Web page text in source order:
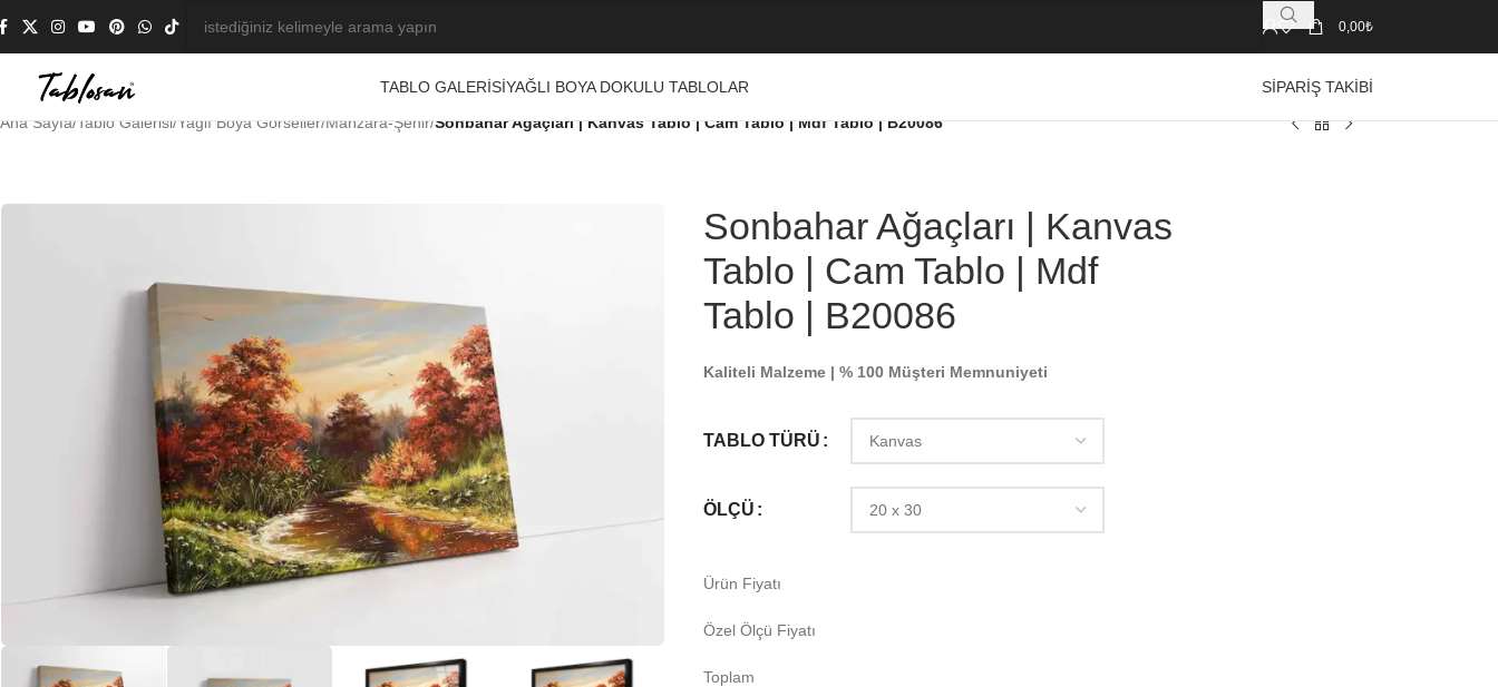
0,00₺
TABLO GALERISIYAĞLI BOYA DOKULU TABLOLAR SIPARIŞ TAKIBI
Ana Sayfa/ Tablo Galerisi/ Yağlı Boya Görseller/Manzara-Şehir/Sonbahar Ağaçları | Kanvas Tablo | Cam Tablo | Mdf Tablo | B20086
Sonbahar Ağaçları | Kanvas
Tablo | Cam Tablo | Mdf
Tablo | B20086
Kaliteli Malzeme | % 100 Müşteri Memnuniyeti
TABLO TÜRÜ
ÖLÇÜ
Ürün Fiyatı
Özel Ölçü Fiyatı
Toplam